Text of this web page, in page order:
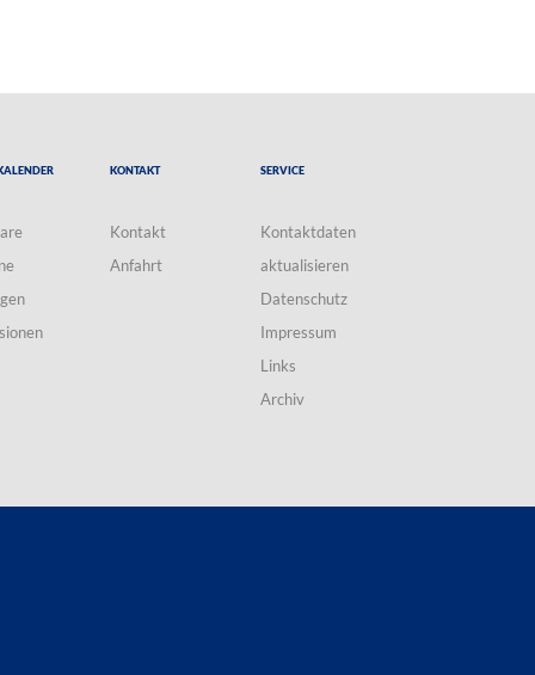
Kontakt
Kontakt
Anfahrt
Service
Kontaktdaten
aktualisieren
Datenschutz
Impressum
Links
Archiv